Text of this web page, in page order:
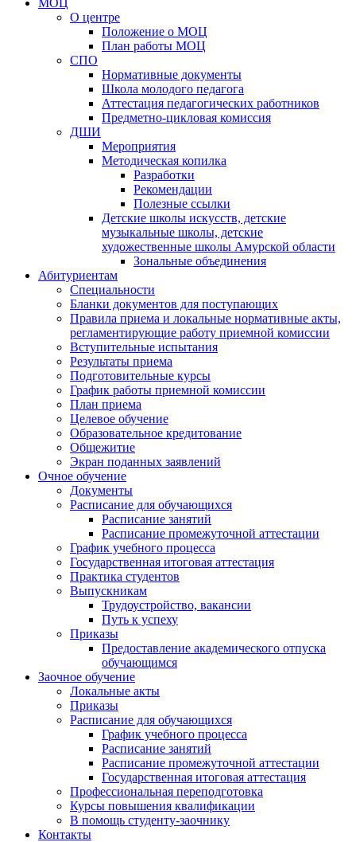
МОЦ
О центре
Положение о МОЦ
План работы МОЦ
СПО
Нормативные документы
Школа молодого педагога
Аттестация педагогических работников
Предметно-цикловая комиссия
ДШИ
Мероприятия
Методическая копилка
Разработки
Рекомендации
Полезные ссылки
Детские школы искусств, детские
музыкальные школы, детские
художественные школы Амурской области
Зональные объединения
Абитуриентам
Специальности
Бланки документов для поступающих
Правила приема и локальные нормативные акты,
регламентирующие работу приемной комиссии
Вступительные испытания
Результаты приема
Подготовительные курсы
График работы приемной комиссии
План приема
Целевое обучение
Образовательное кредитование
Общежитие
Экран поданных заявлений
Очное обучение
Документы
Расписание для обучающихся
Расписание занятий
Расписание промежуточной аттестации
График учебного процесса
Государственная итоговая аттестация
Практика студентов
Выпускникам
Трудоустройство, вакансии
Путь к успеху
Приказы
Предоставление академического отпуска
обучающимся
Заочное обучение
Локальные акты
Приказы
Расписание для обучающихся
График учебного процесса
Расписание занятий
Расписание промежуточной аттестации
Государственная итоговая аттестация
Профессиональная переподготовка
Курсы повышения квалификации
В помощь студенту-заочнику
Контакты